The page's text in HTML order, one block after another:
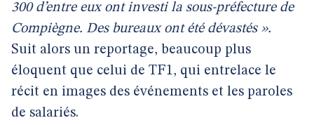
300 d’entre eux ont investi la sous-préfecture de
Compiègne. Des bureaux ont été dévastés ».
Suit alors un reportage, beaucoup plus
éloquent que celui de TF1, qui entrelace le
récit en images des événements et les paroles
de salariés.